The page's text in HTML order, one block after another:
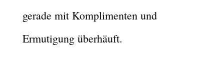
gerade mit Komplimenten und
Ermutigung überhäuft.